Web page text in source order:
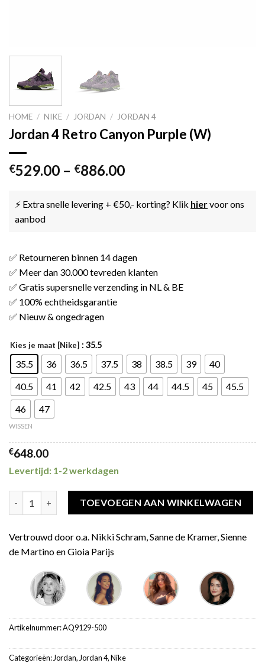
HOME / NIKE / JORDAN / JORDAN 4
Jordan 4 Retro Canyon Purple (W)
€529.00 – €886.00
⚡ Extra snelle levering + €50,- korting? Klik hiervoor ons
aanbod
✅ Retourneren binnen 14 dagen
✅ Meer dan 30.000 tevreden klanten
✅ Gratis supersnelle verzending in NL & BE
✅ 100% echtheidsgarantie
✅ Nieuw & ongedragen
Kies je maat [Nike] : 35.5
35.5 36 36.5 37.5 38 38.5 39
40
40.5
41 42 42.5 43 44 44.5 45
45.5
46
47
WISSEN
€648.00
Levertijd: 1-2 werkdagen
Jordan 4 Retro Canyon Purple (W) aantal
TOEVOEGEN AAN WINKELWAGEN
Vertrouwd door o.a. Nikki Schram, Sanne de Kramer, Sienne
de Martino en Gioia Parijs
Artikelnummer:AQ9129-500
Categorieën: Jordan, Jordan 4,Nike